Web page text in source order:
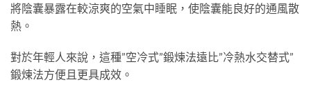
將陰囊暴露在較涼爽的空氣中睡眠，使陰囊能良好的通風散
熱。
對於年輕人來說，這種”空冷式”鍛煉法遠比”冷熱水交替式”
鍛煉法方便且更具成效。